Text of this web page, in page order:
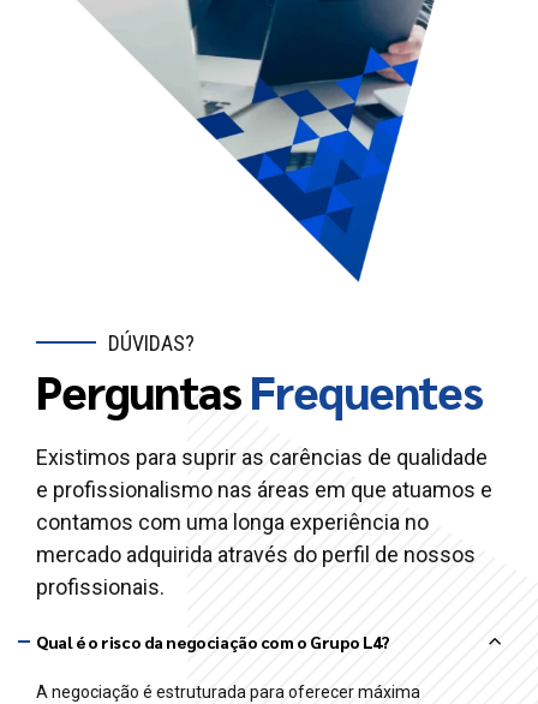
DÚVIDAS?
PerguntasFrequentes
Existimos para suprir as carências de qualidade
e profissionalismo nas áreas em que atuamos e
contamos com uma longa experiência no
mercado adquirida através do perfil de nossos
profissionais.
Qual é o risco da negociação com o Grupo L4?
A negociação é estruturada para oferecer máxima